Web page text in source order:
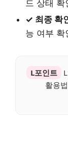
드 상태 확
✓ 최종 확
능 여부 확
L포인트
활용